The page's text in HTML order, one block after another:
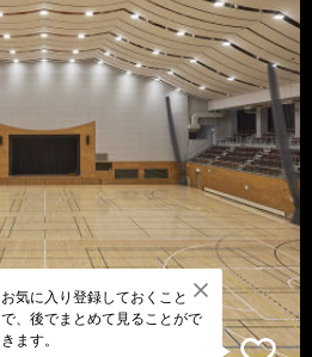
お気に入り登録しておくこと
で、後でまとめて見ることがで
きます。